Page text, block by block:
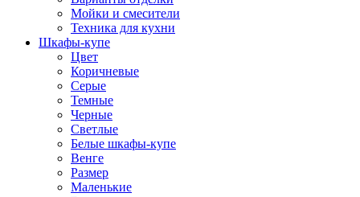
Мойки и смесители
Техника для кухни
Шкафы-купе
Цвет
Коричневые
Серые
Темные
Черные
Светлые
Белые шкафы-купе
Венге
Размер
Маленькие